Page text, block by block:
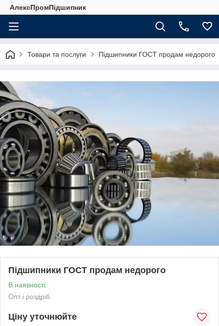
АлексПромПідшипник
Товари та послуги Підшипники ГОСТ продам недорого
Підшипники ГОСТ продам недорого
В наявності
Опт і роздріб
Ціну уточнюйте